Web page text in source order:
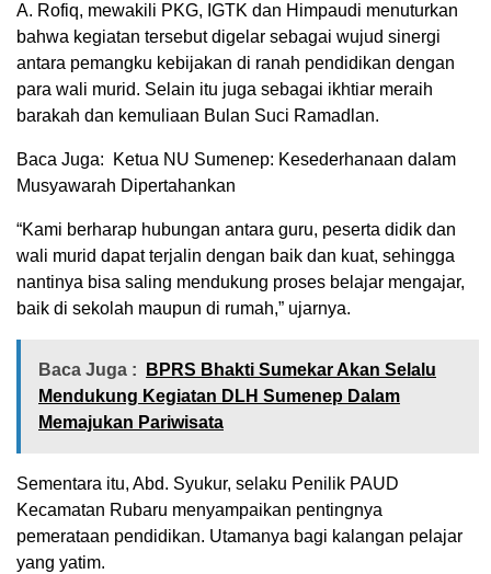
A. Rofiq, mewakili PKG, IGTK dan Himpaudi menuturkan
bahwa kegiatan tersebut digelar sebagai wujud sinergi
antara pemangku kebijakan di ranah pendidikan dengan
para wali murid. Selain itu juga sebagai ikhtiar meraih
barakah dan kemuliaan Bulan Suci Ramadlan.
Baca Juga: Ketua NU Sumenep: Kesederhanaan dalam
Musyawarah Dipertahankan
“Kami berharap hubungan antara guru, peserta didik dan
wali murid dapat terjalin dengan baik dan kuat, sehingga
nantinya bisa saling mendukung proses belajar mengajar,
baik di sekolah maupun di rumah,” ujarnya.
Baca Juga :
BPRS Bhakti Sumekar Akan Selalu
Mendukung Kegiatan DLH Sumenep Dalam
Memajukan Pariwisata
Sementara itu, Abd. Syukur, selaku Penilik PAUD
Kecamatan Rubaru menyampaikan pentingnya
pemerataan pendidikan. Utamanya bagi kalangan pelajar
yang yatim.